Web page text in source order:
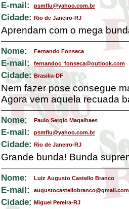
E-mail: psmflu@yahoo.com.br
Cidade: Rio de Janeiro-RJ
Aprendam com o mega
Nome: Fernando Fonseca
E-mail: fernandoc_fonseca@outlook.com
Cidade: Brasilia-DF
Nem fazer pose consegue
Agora vem aquela recuada
Nome: Paulo Sergio Magalhaes
E-mail: psmflu@yahoo.com.br
Cidade: Rio de Janeiro-RJ
Grande bunda! Bunda
Nome: Luiz Augusto Castello Branco
E-mail: augustocastellobranco@gmail.com
Cidade: Miguel Pereira-RJ